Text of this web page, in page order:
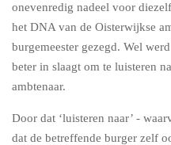
onevenredig nadeel voor
het DNA van de Oisterwijkse
burgemeester gezegd. Wel
beter in slaagt om te luisteren
ambtenaar.
Door dat ‘luisteren naar’ -
dat de betreffende burger zelf